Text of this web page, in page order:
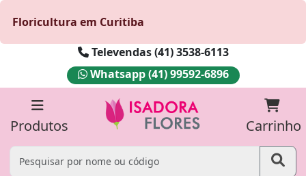
Floricultura em Curitiba
Televendas (41) 3538-6113
Whatsapp (41) 99592-6896
Produtos Carrinho